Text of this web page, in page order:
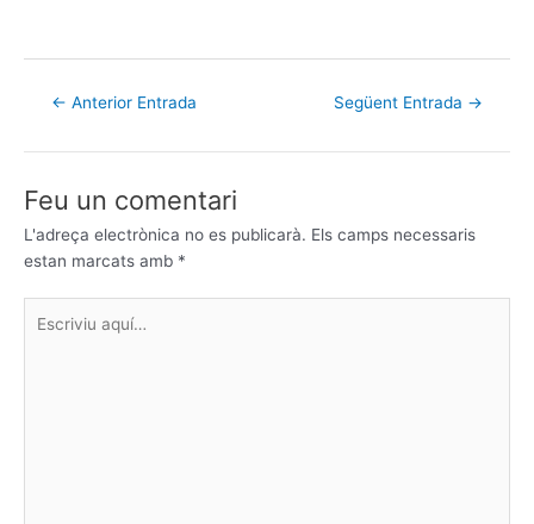
← Anterior Entrada Següent Entrada →
Feu un comentari
L'adreça electrònica no es publicarà. Els camps necessaris
estan marcats amb *
aquí…